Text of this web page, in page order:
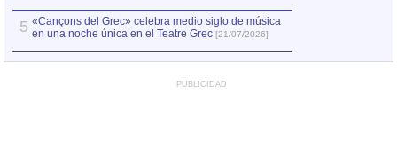
5 «Cançons del Grec» celebra medio siglo de música
en una noche única en el Teatre Grec [21/07/2026]
PUBLICIDAD